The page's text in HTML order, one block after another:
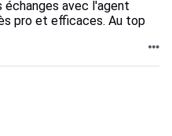
avec l'agent
pro et efficaces. Au top